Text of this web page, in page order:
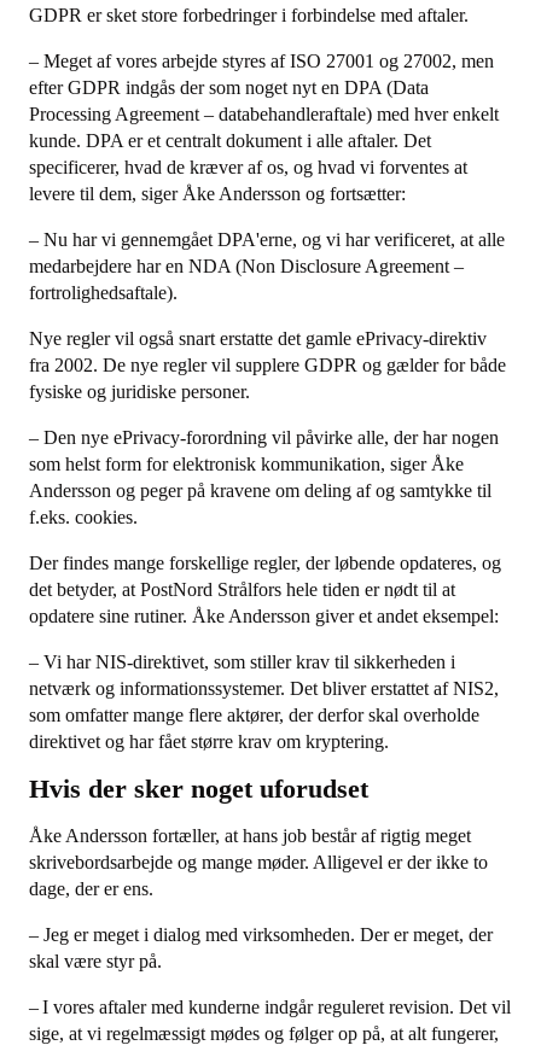
GDPR er sket store forbedringer i forbindelse med aftaler.
– Meget af vores arbejde styres af ISO 27001 og 27002, men
efter GDPR indgås der som noget nyt en DPA (Data
Processing Agreement – databehandleraftale) med hver enkelt
kunde. DPA er et centralt dokument i alle aftaler. Det
specificerer, hvad de kræver af os, og hvad vi forventes at
levere til dem, siger Åke Andersson og fortsætter:
– Nu har vi gennemgået DPA'erne, og vi har verificeret, at alle
medarbejdere har en NDA (Non Disclosure Agreement –
fortrolighedsaftale).
Nye regler vil også snart erstatte det gamle ePrivacy-direktiv
fra 2002. De nye regler vil supplere GDPR og gælder for både
fysiske og juridiske personer.
– Den nye ePrivacy-forordning vil påvirke alle, der har nogen
som helst form for elektronisk kommunikation, siger Åke
Andersson og peger på kravene om deling af og samtykke til
f.eks. cookies.
Der findes mange forskellige regler, der løbende opdateres, og
det betyder, at PostNord Strålfors hele tiden er nødt til at
opdatere sine rutiner. Åke Andersson giver et andet eksempel:
– Vi har NIS-direktivet, som stiller krav til sikkerheden i
netværk og informationssystemer. Det bliver erstattet af NIS2,
som omfatter mange flere aktører, der derfor skal overholde
direktivet og har fået større krav om kryptering.
Hvis der sker noget uforudset
Åke Andersson fortæller, at hans job består af rigtig meget
skrivebordsarbejde og mange møder. Alligevel er der ikke to
dage, der er ens.
– Jeg er meget i dialog med virksomheden. Der er meget, der
skal være styr på.
– I vores aftaler med kunderne indgår reguleret revision. Det vil
sige, at vi regelmæssigt mødes og følger op på, at alt fungerer,